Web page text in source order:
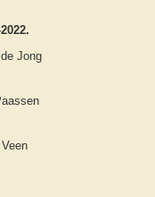
de Jong
Veen